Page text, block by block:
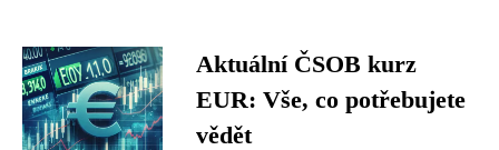
Aktuální ČSOB kurz
EUR: Vše, co potřebujete
vědět